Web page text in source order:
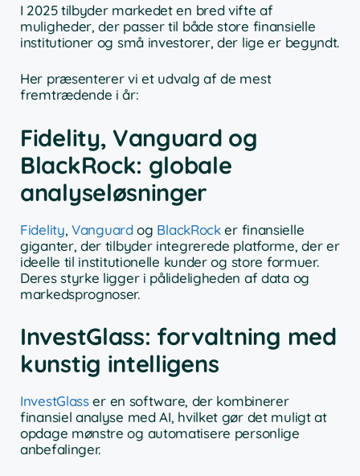
I 2025 tilbyder markedet en bred vifte af
muligheder, der passer til både store finansielle
institutioner og små investorer, der lige er begyndt.
Her præsenterer vi et udvalg af de mest
fremtrædende i år:
Fidelity, Vanguard og
BlackRock: globale
analyseløsninger
Fidelity, Vanguardog BlackRocker finansielle
giganter, der tilbyder integrerede platforme, der er
ideelle til institutionelle kunder og store formuer.
Deres styrke ligger i pålideligheden af data og
markedsprognoser.
InvestGlass: forvaltning med
kunstig intelligens
InvestGlasser en software, der kombinerer
finansiel analyse med AI, hvilket gør det muligt at
opdage mønstre og automatisere personlige
anbefalinger.